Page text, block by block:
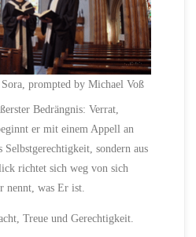
prompted by Michael Voß
Bedrängnis: Verrat,
er mit einem Appell an
Selbstgerechtigkeit, sondern aus
richtet sich weg von sich
nennt, was Er ist.
Treue und Gerechtigkeit.